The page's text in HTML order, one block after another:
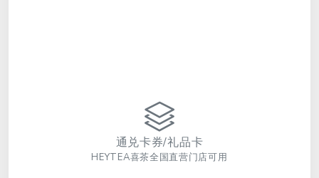
通兑卡券/礼品卡
HEYTEA喜茶全国直营门店可用